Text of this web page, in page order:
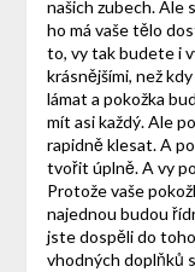
našich zubech. Ale
ho má vaše tělo
to, vy tak budete i
krásnějšími, než
lámat a pokožka
mít asi každý. Ale
rapidně klesat. A
tvořit úplně. A vy
Protože vaše
najednou budou
jste dospěli do
vhodných doplňků